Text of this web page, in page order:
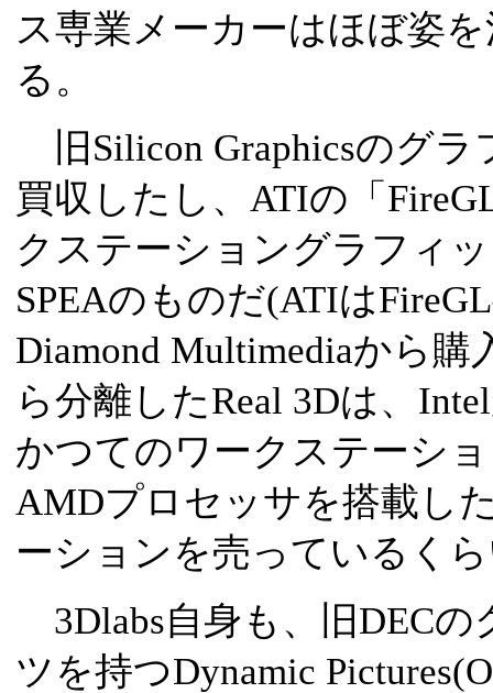
ス専業メーカーはほぼ姿
る。
旧Silicon Graphicsのグ
買収したし、ATIの「
クステーショングラフィ
SPEAのものだ(ATIは
Diamond Multimediaから購
ら分離したReal 3Dは、
かつてのワークステーシ
AMDプロセッサを搭載し
ーションを売っているく
3Dlabs自身も、旧DEC
ツを持つDynamic